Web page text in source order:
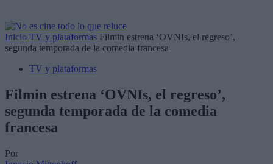
Inicio TV y plataformas Filmin estrena ‘OVNIs, el regreso’,
segunda temporada de la comedia francesa
TV y plataformas
Filmin estrena ‘OVNIs, el regreso’,
segunda temporada de la comedia
francesa
Por